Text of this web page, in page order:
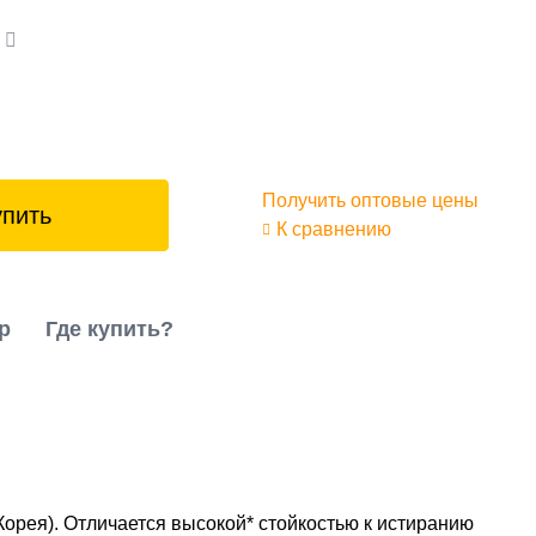
Получить оптовые цены
К сравнению
Где купить?
Отличается высокой* стойкостью к истиранию